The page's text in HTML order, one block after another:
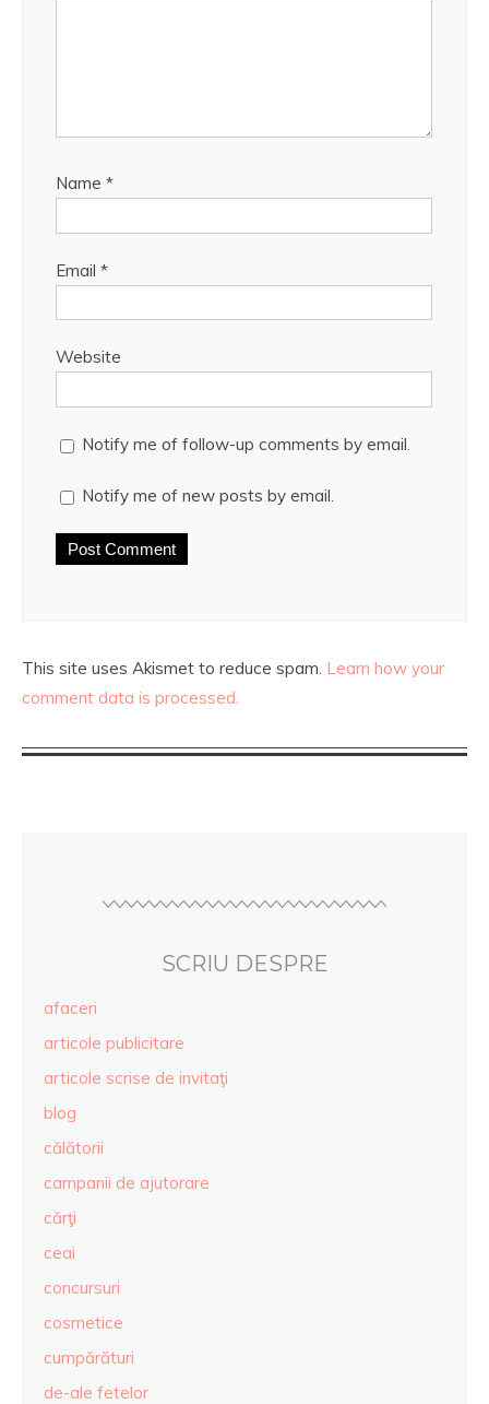
Name *
Email *
Website
Notify me of follow-up comments by email.
Notify me of new posts by email.
This site uses Akismet to reduce spam. Learn how your
comment data is processed.
SCRIU DESPRE
afaceri
articole publicitare
articole scrise de invitaţi
blog
călătorii
campanii de ajutorare
cărţi
ceai
concursuri
cosmetice
cumpărături
de-ale fetelor